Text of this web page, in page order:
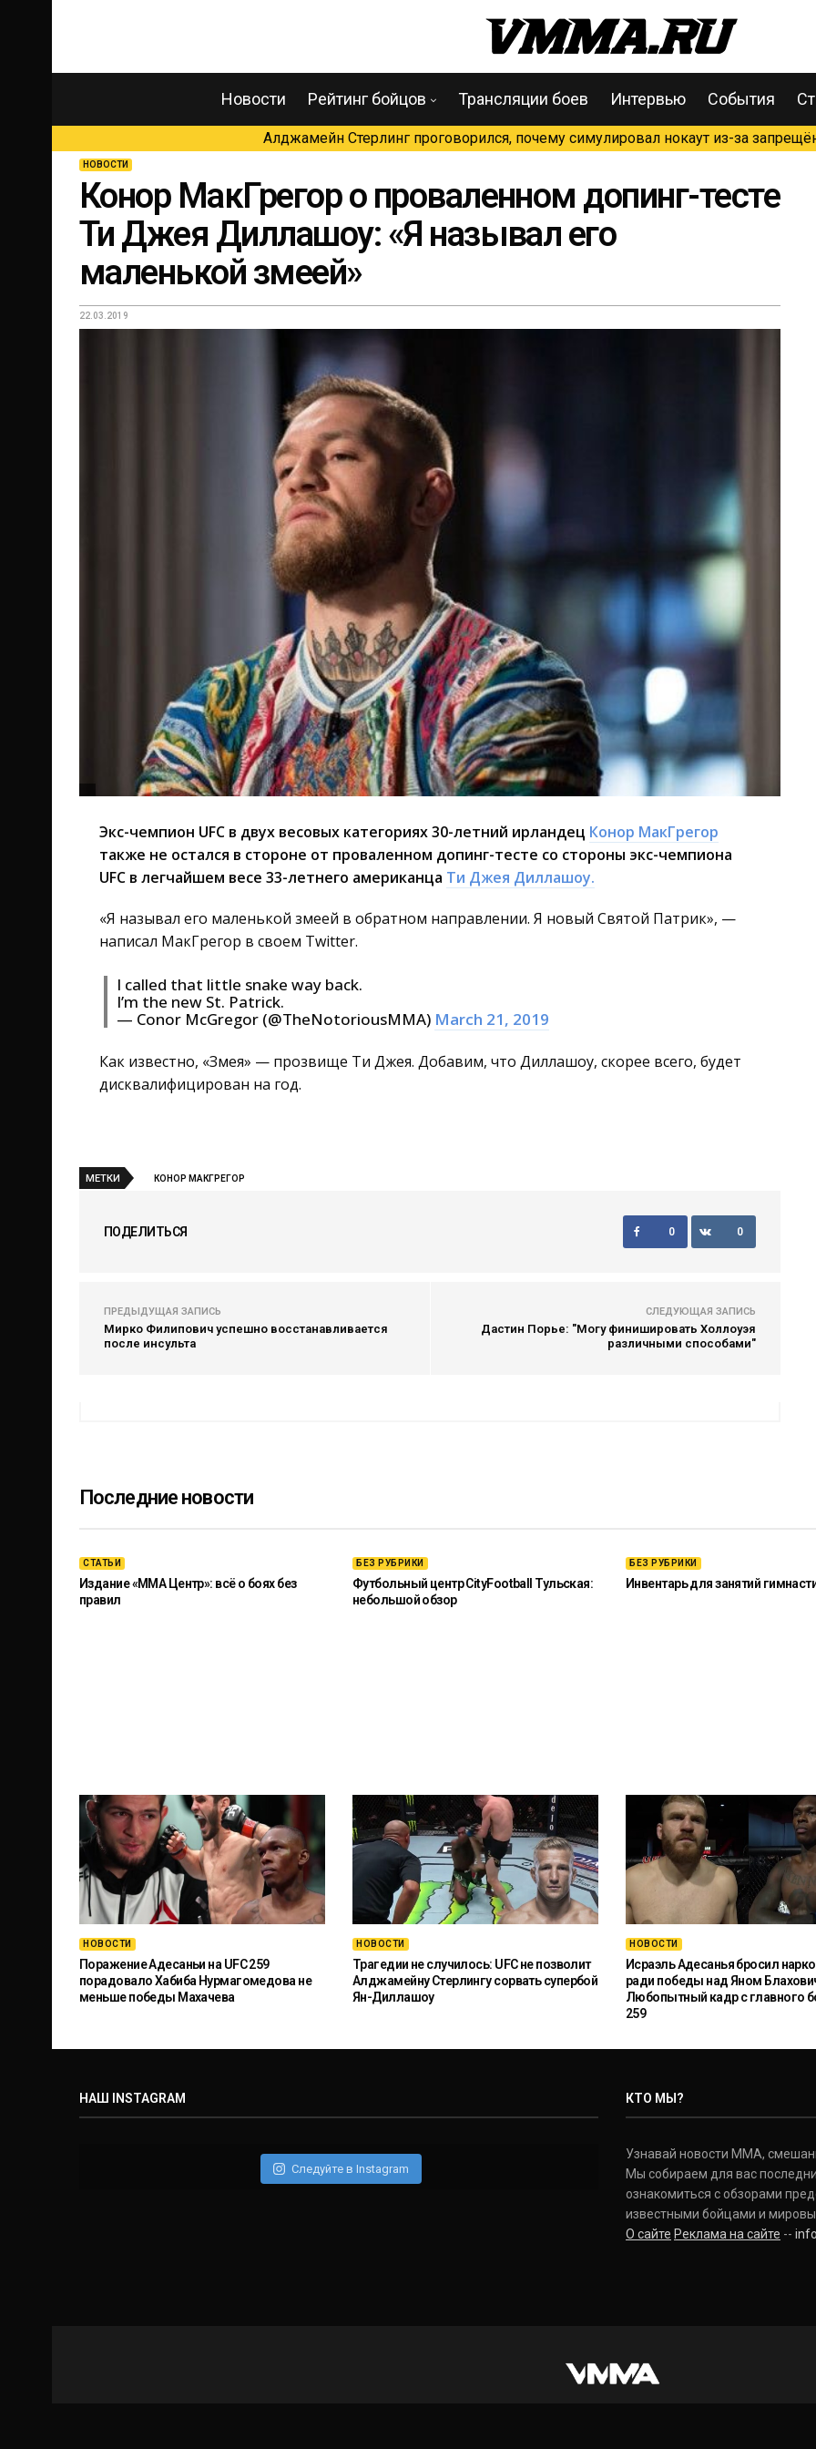
Новости Рейтинг бойцов Трансляции боев Интервью События
Алджамейн Стерлинг проговорился, почему симулировал нокаут из-за
НОВОСТИ
Конор МакГрегор о проваленном допинг-тесте
Ти Джея Диллашоу: «Я называл его
маленькой змеей»
22.03.2019
Экс-чемпион UFC в двух весовых категориях 30-летний ирландец Конор МакГрегор
также не остался в стороне от проваленном допинг-тесте со стороны экс-чемпиона
UFC в легчайшем весе 33-летнего американца Ти Джея Диллашоу.
«Я называл его маленькой змеей в обратном направлении. Я новый Святой Патрик», —
написал МакГрегор в своем Twitter.
I called that little snake way back.
I’m the new St. Patrick.
— Conor McGregor (@TheNotoriousMMA) March 21, 2019
Как известно, «Змея» — прозвище Ти Джея. Добавим, что Диллашоу, скорее всего, будет
дисквалифицирован на год.
МЕТКИ КОНОР МАКГРЕГОР
ПОДЕЛИТЬСЯ 0 0
ПРЕДЫДУЩАЯ ЗАПИСЬ
Мирко Филипович успешно восстанавливается
после инсульта
СЛЕДУЮЩАЯ ЗАПИСЬ
Дастин Порье: "Могу финишировать Холлоуэя
различными способами"
Последние новости
СТАТЬИ
Издание «ММА Центр»: всё о боях без
правил
БЕЗ РУБРИКИ
Футбольный центр CityFootball Тульская:
небольшой обзор
БЕЗ РУБРИКИ
Инвентарь для занятий
НОВОСТИ
Поражение Адесаньи на UFC 259
порадовало Хабиба Нурмагомедова не
меньше победы Махачева
НОВОСТИ
Трагедии не случилось: UFC не позволит
Алджамейну Стерлингу сорвать супербой
Ян-Диллашоу
НОВОСТИ
Исраэль Адесанья бросил
ради победы над Яном
Любопытный кадр с главного
259
НАШ INSTAGRAM
Следуйте в Instagram
КТО МЫ?
Узнавай новости ММА,
Мы собираем для вас
ознакомиться с обзорами
известными бойцами и
О сайте Реклама на сайте --